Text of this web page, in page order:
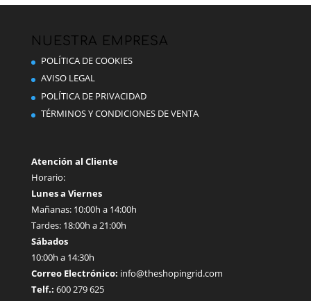
3,90 €
Las
página
NUESTRA EMPRESA
POLÍTICA DE COOKIES
AVISO LEGAL
POLÍTICA DE PRIVACIDAD
TÉRMINOS Y CONDICIONES DE VENTA
Atención al Cliente
Horario:
Lunes a Viernes
Mañanas: 10:00h a 14:00h
Tardes: 18:00h a 21:00h
Sábados
10:00h a 14:30h
Correo Electrónico: info@theshopingrid.com
Telf.: 600 279 625